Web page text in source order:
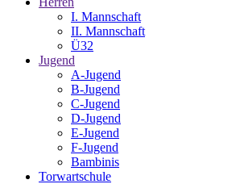
I. Mannschaft
II. Mannschaft
Ü32
Jugend
A-Jugend
B-Jugend
C-Jugend
D-Jugend
E-Jugend
F-Jugend
Bambinis
Torwartschule